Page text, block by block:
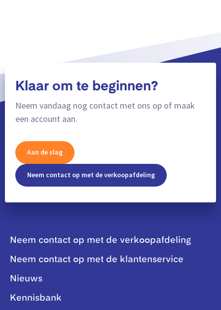
Klaar om te beginnen?
Neem vandaag nog contact met ons op of maak
een account aan.
Aan de slag
Neem contact op met de verkoopafdeling
Neem contact op met de verkoopafdeling
Neem contact op met de klantenservice
Nieuws
Kennisbank